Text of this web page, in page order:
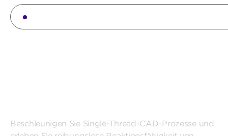
Beschleunigen Sie Single-Thread-CAD-Prozesse und